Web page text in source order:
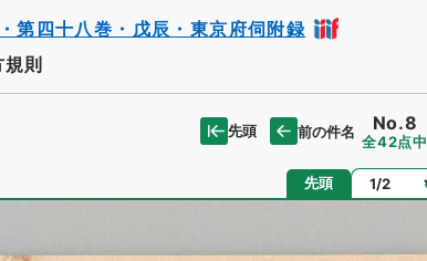
第四十八巻・戊辰・東京府伺附録
則
先頭 前の件名 No.8
全42点中
先頭 ページ